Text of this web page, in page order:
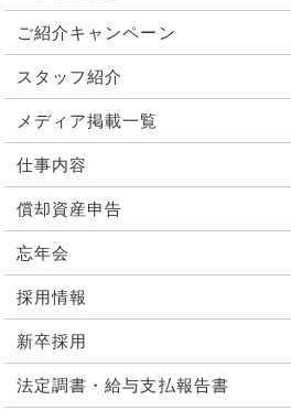
ご紹介キャンペーン
スタッフ紹介
メディア掲載一覧
仕事内容
償却資産申告
忘年会
採用情報
新卒採用
法定調書・給与支払報告書